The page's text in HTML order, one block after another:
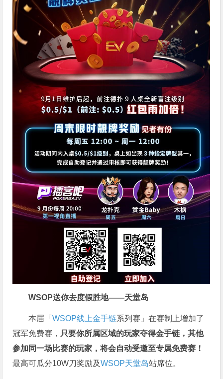
WSOP送你去度假胜地——天堂岛
本届「WSOP线上金手链系列赛」在赛制上增加了
冠军免费赛， 只要你所属区域的玩家夺得金手链，其他
参加同一场比赛的玩家，将会自动受邀至专属免费赛！
最高可瓜分10W刀奖励及WSOP天堂岛站席位。